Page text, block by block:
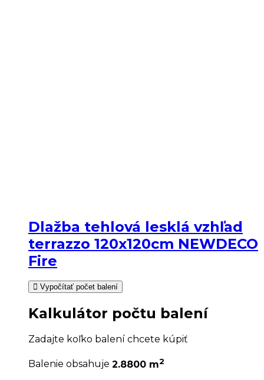
Dlažba tehlová lesklá vzhľad
terrazzo 120x120cm NEWDECO
Fire
Vypočítať počet balení
Kalkulátor počtu balení
Zadajte koľko balení chcete kúpiť
Balenie obsahuje 2.8800 m2